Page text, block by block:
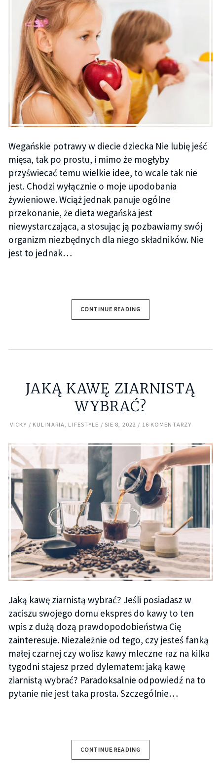
Wegańskie potrawy w diecie dziecka Nie lubię jeść
mięsa, tak po prostu, i mimo że mogłyby
przyświecać temu wielkie idee, to wcale tak nie
jest. Chodzi wyłącznie o moje upodobania
żywieniowe. Wciąż jednak panuje ogólne
przekonanie, że dieta wegańska jest
niewystarczająca, a stosując ją pozbawiamy swój
organizm niezbędnych dla niego składników. Nie
jest to jednak…
CONTINUE READING
JAKĄ KAWĘ ZIARNISTĄ
WYBRAĆ?
VICKY KULINARIA LIFESTYLE SIE 8, 2022 16 KOMENTARZY
Jaką kawę ziarnistą wybrać? Jeśli posiadasz w
zaciszu swojego domu ekspres do kawy to ten
wpis z dużą dozą prawdopodobieństwa Cię
zainteresuje. Niezależnie od tego, czy jesteś fanką
małej czarnej czy wolisz kawy mleczne raz na kilka
tygodni stajesz przed dylematem: jaką kawę
ziarnistą wybrać? Paradoksalnie odpowiedź na to
pytanie nie jest taka prosta. Szczególnie…
CONTINUE READING